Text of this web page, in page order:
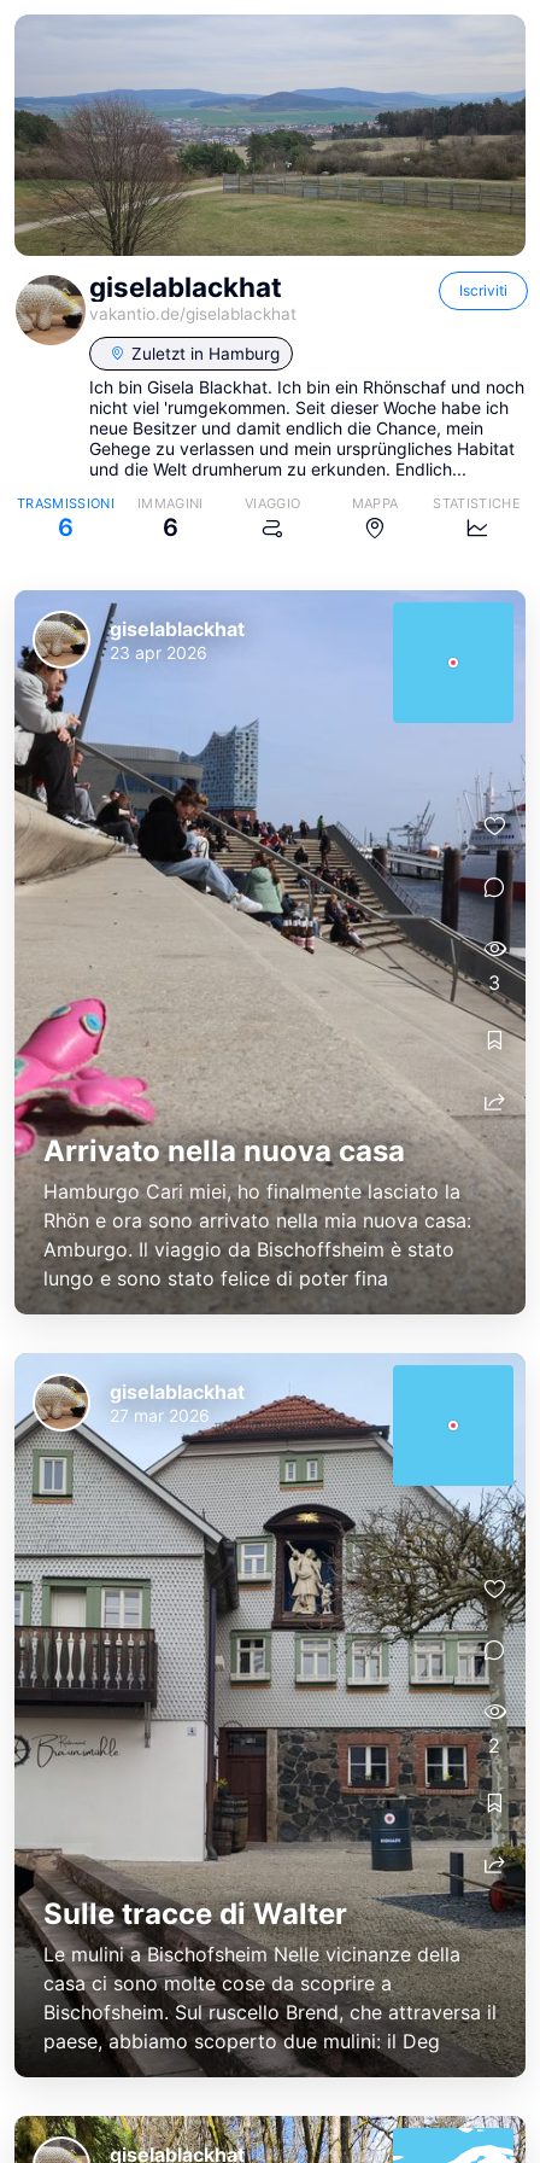
giselablackhat
vakantio.de/giselablackhat
Iscriviti
Zuletzt in Hamburg
Ich bin Gisela Blackhat. Ich bin ein Rhönschaf und noch
nicht viel 'rumgekommen. Seit dieser Woche habe ich
neue Besitzer und damit endlich die Chance, mein
Gehege zu verlassen und mein ursprüngliches Habitat
und die Welt drumherum zu erkunden. Endlich...
TRASMISSIONI
6
IMMAGINI
6
VIAGGIO MAPPA STATISTICHE
Arrivato nella nuova casa
Hamburgo Cari miei, ho finalmente lasciato la
Rhön e ora sono arrivato nella mia nuova casa:
Amburgo. Il viaggio da Bischoffsheim è stato
lungo e sono stato felice di poter fina
giselablackhat
23 apr 2026
3
Sulle tracce di Walter
Le mulini a Bischofsheim Nelle vicinanze della
casa ci sono molte cose da scoprire a
Bischofsheim. Sul ruscello Brend, che attraversa il
paese, abbiamo scoperto due mulini: il Deg
giselablackhat
27 mar 2026
2
giselablackhat